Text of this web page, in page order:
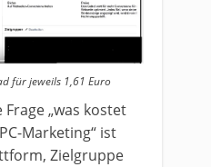
für jeweils 1,61 Euro
„was kostet
Marketing“ ist
Zielgruppe